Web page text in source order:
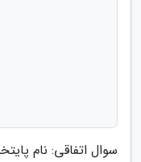
سوال اتفاقی: نام